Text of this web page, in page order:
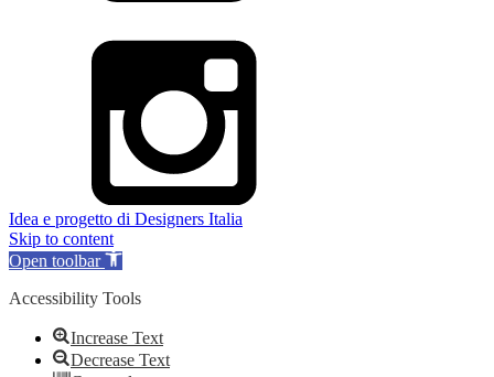
Idea e progetto di Designers Italia
Skip to content
Open toolbar
Accessibility Tools
Increase Text
Decrease Text